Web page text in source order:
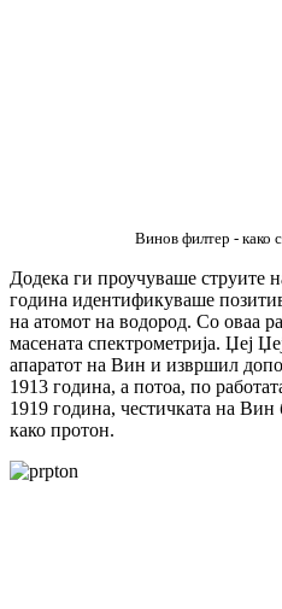
Винов филтер - како
Додека ги проучуваше струите
година идентификуваше
на атомот на водород. Со оваа
масената спектрометрија. Џеј
апаратот на Вин и извршил
1913 година, а потоа, по
1919 година, честичката на
како протон.